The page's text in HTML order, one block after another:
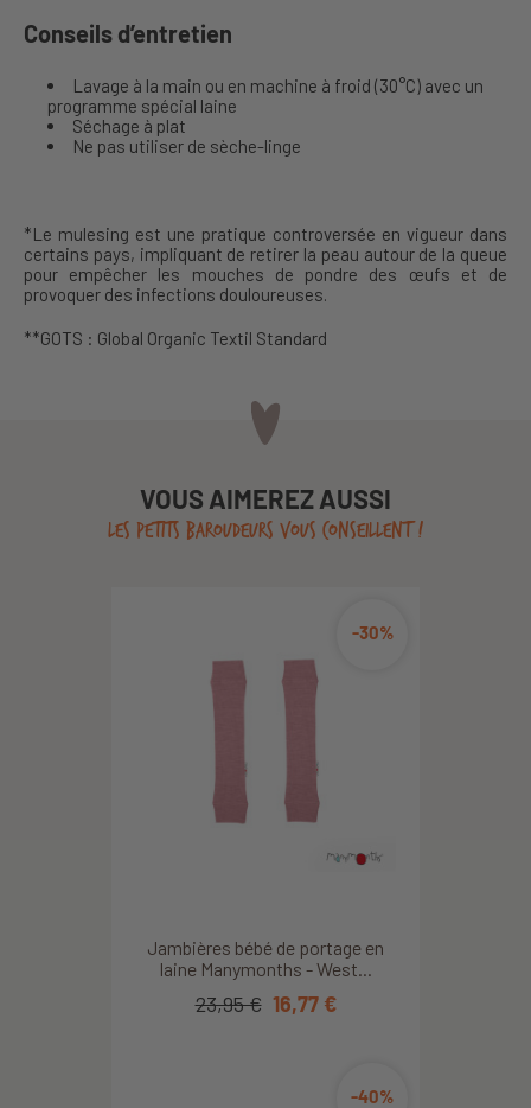
Conseils d’entretien
Lavage à la main ou en machine à froid (30°C) avec un
programme spécial laine
Séchage à plat
Ne pas utiliser de sèche-linge
*Le mulesing est une pratique controversée en vigueur dans
certains pays, impliquant de retirer la peau autour de la queue
pour empêcher les mouches de pondre des œufs et de
provoquer des infections douloureuses.
**GOTS : Global Organic Textil Standard
VOUS AIMEREZ AUSSI
LES PETITS BAROUDEURS VOUS CONSEILLENT !
Jambières bébé de portage en
laine Manymonths - West...
-30%
23,95 € 16,77 €
-40%